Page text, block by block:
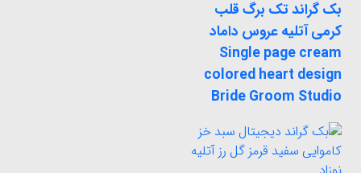
بک گراند تک برگ قلب
کرمی آتلیه عروس داماد
Single page cream
colored heart design
Bride Groom Studio